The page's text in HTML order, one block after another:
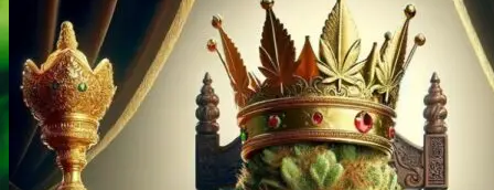
Heroin
Heroin renhedstest
Badesalte